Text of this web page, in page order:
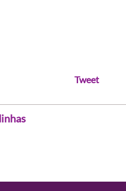
Tweet